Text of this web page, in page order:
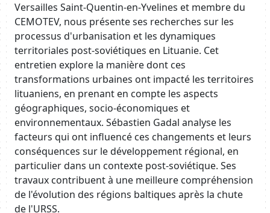
Versailles Saint-Quentin-en-Yvelines et membre du
CEMOTEV, nous présente ses recherches sur les
processus d'urbanisation et les dynamiques
territoriales post-soviétiques en Lituanie. Cet
entretien explore la manière dont ces
transformations urbaines ont impacté les territoires
lituaniens, en prenant en compte les aspects
géographiques, socio-économiques et
environnementaux. Sébastien Gadal analyse les
facteurs qui ont influencé ces changements et leurs
conséquences sur le développement régional, en
particulier dans un contexte post-soviétique. Ses
travaux contribuent à une meilleure compréhension
de l'évolution des régions baltiques après la chute
de l'URSS.